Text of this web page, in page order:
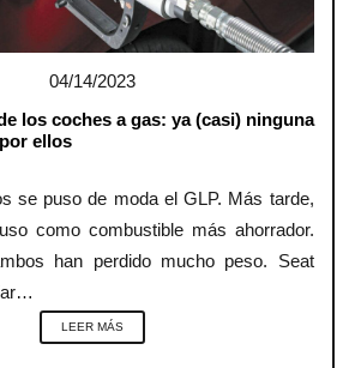
04/14/2023
los coches a gas: ya (casi) ninguna
ellos
se puso de moda el GLP. Más tarde,
como combustible más ahorrador.
han perdido mucho peso. Seat
LEER MÁS